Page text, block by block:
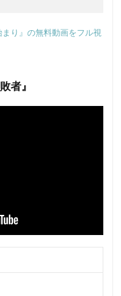
り』の無料動画をフル視
者』